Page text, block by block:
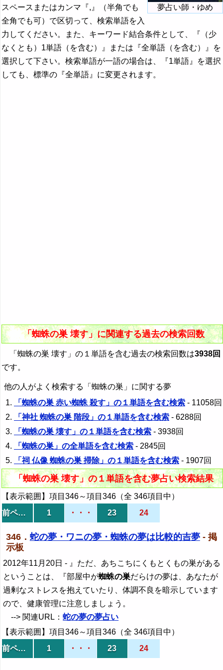
夢占い師・ゆめ
スペースまたはカンマ『,』（半角でも
全角でも可）で区切って、検索単語を入
力してください。また、キーワード結合条件として、『（少
なくとも）1単語（を含む）』または『全単語（を含む）』を
選択して下さい。検索単語が一語の場合は、『1単語』を選択
しても、標準の『全単語』に変更されます。
「蜘蛛の巣 壊す」に関連する過去の検索回数
「蜘蛛の巣 壊す」の１単語を含む過去の検索回数は3938回
です。
他の人がよく検索する「蜘蛛の巣」に関する夢
「蜘蛛の巣 赤い蜘蛛 殺す」の１単語を含む検索 - 11058回
「神社 蜘蛛の巣 階段」の１単語を含む検索 - 6288回
「蜘蛛の巣 壊す」の１単語を含む検索 - 3938回
「蜘蛛の巣」の全単語を含む検索 - 2845回
「祠 仏像 蜘蛛の巣 掃除」の１単語を含む検索 - 1907回
「蜘蛛の巣 壊す」の１単語を含む夢占い検索結果
【表示範囲】項目346～項目346（全 346項目中）
前ページ
1 ・・・ 23 24
346． 蛇の夢・ワニの夢・蜘蛛の夢は比較的吉夢- 掲
示板
2012年11月20日 - 』ただ、あちこちにくもとくもの巣がある
ということは、『部屋中が蜘蛛の巣だらけの夢は、あなたが
過剰なストレスを抱えていたり、体調不良を暗示しています
ので、健康管理に注意しましょう。
--> 関連URL：蛇の夢の夢占い
【表示範囲】項目346～項目346（全 346項目中）
前ページ
1 ・・・ 23 24